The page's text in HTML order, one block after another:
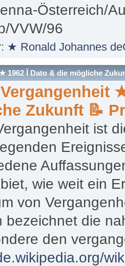
Österreich/
VVW/96
★ Ronald Johannes
1962 Ï Dato & die mögliche
Zukunft 📝
ist
wie weit ein
von
bezeichnet die
den